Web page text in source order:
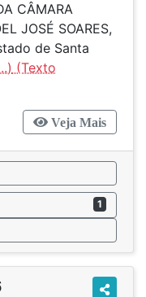
CÂMARA
JOSÉ SOARES,
de Santa
Veja Mais
1